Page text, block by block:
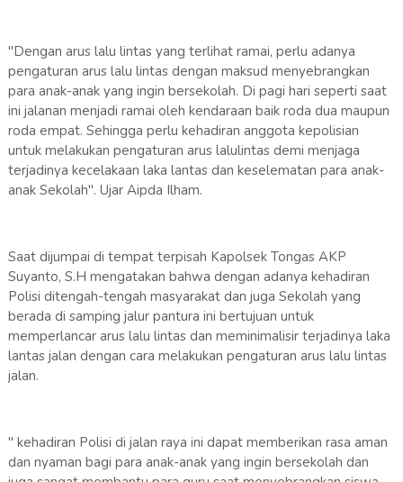
"Dengan arus lalu lintas yang terlihat ramai, perlu adanya
pengaturan arus lalu lintas dengan maksud menyebrangkan
para anak-anak yang ingin bersekolah. Di pagi hari seperti saat
ini jalanan menjadi ramai oleh kendaraan baik roda dua maupun
roda empat. Sehingga perlu kehadiran anggota kepolisian
untuk melakukan pengaturan arus lalulintas demi menjaga
terjadinya kecelakaan laka lantas dan keselematan para anak-
anak Sekolah". Ujar Aipda Ilham.
Saat dijumpai di tempat terpisah Kapolsek Tongas AKP
Suyanto, S.H mengatakan bahwa dengan adanya kehadiran
Polisi ditengah-tengah masyarakat dan juga Sekolah yang
berada di samping jalur pantura ini bertujuan untuk
memperlancar arus lalu lintas dan meminimalisir terjadinya laka
lantas jalan dengan cara melakukan pengaturan arus lalu lintas
jalan.
" kehadiran Polisi di jalan raya ini dapat memberikan rasa aman
dan nyaman bagi para anak-anak yang ingin bersekolah dan